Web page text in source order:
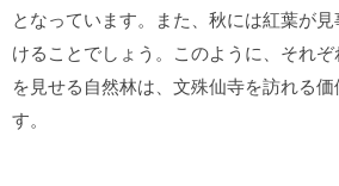
となっています。また、秋には紅葉が
けることでしょう。このように、それ
を見せる自然林は、文殊仙寺を訪れる
す。